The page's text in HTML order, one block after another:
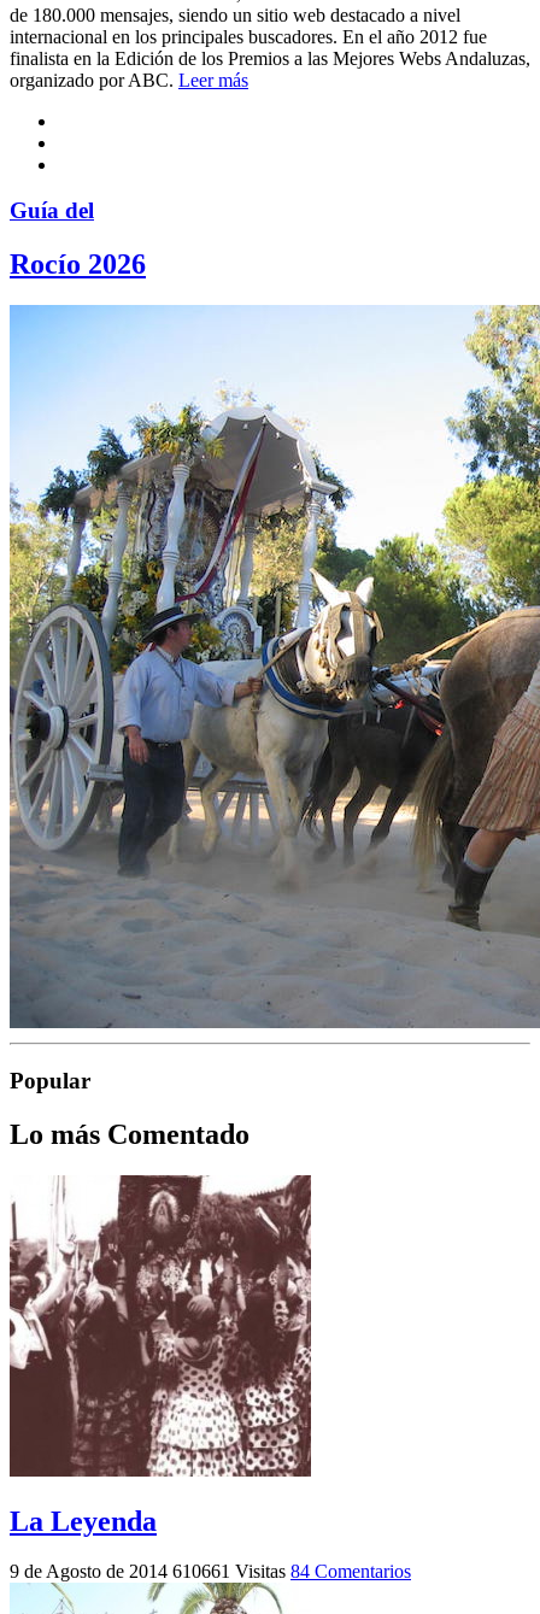
de 180.000 mensajes, siendo un sitio web destacado a nivel
internacional en los principales buscadores. En el año 2012 fue
finalista en la Edición de los Premios a las Mejores Webs Andaluzas,
organizado por ABC. Leer más
Guía del
Rocío 2026
Popular
Lo más Comentado
La Leyenda
9 de Agosto de 2014 610661 Visitas 84 Comentarios